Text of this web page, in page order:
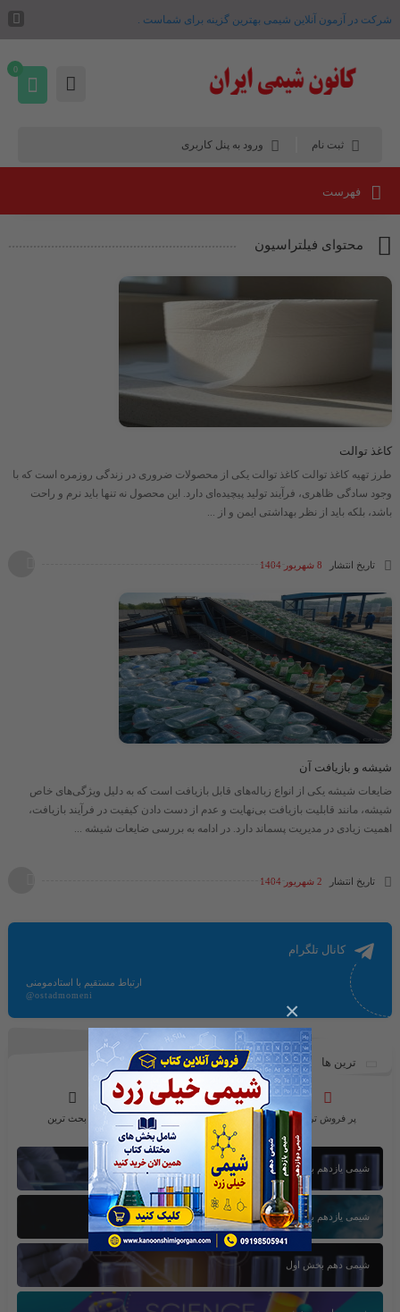
×
شرکت در آزمون آنلاین شیمی بهترین گزینه برای شماست .
ثبت نام ورود به پنل کاربری
0
فهرست
محتوای فیلتراسیون
کاغذ توالت
طرز تهیه کاغذ توالت کاغذ توالت یکی از محصولات ضروری در زندگی روزمره است که با
وجود سادگی ظاهری، فرآیند تولید پیچیده‌ای دارد. این محصول نه تنها باید نرم و راحت
باشد، بلکه باید از نظر بهداشتی ایمن و از ...
تاریخ انتشار 8 شهریور 1404
شیشه و بازیافت آن
ضایعات شیشه یکی از انواع زباله‌های قابل بازیافت است که به دلیل ویژگی‌های خاص
شیشه، مانند قابلیت بازیافت بی‌نهایت و عدم از دست دادن کیفیت در فرآیند بازیافت،
اهمیت زیادی در مدیریت پسماند دارد. در ادامه به بررسی ضایعات شیشه ...
تاریخ انتشار 2 شهریور 1404
کانال تلگرام
ارتباط مستقیم با استادمومنی
@ostadmomeni
ترین ها
پر فروش ترین محبوب ترین ها پر بحث ترین
شیمی یازدهم بخش اول
شیمی یازدهم بخش سوم
شیمی دهم بخش اول